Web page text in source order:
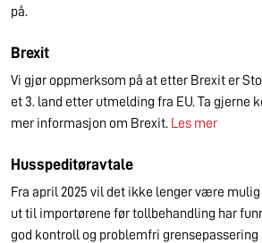
på.
Brexit
Vi gjør oppmerksom på at etter Brexit er
et 3. land etter utmelding fra EU. Ta gjerne
mer informasjon om Brexit.
Les mer
Husspeditøravtale
Fra april 2025 vil det ikke lenger være
ut til importørene før tollbehandling har
god kontroll og problemfri